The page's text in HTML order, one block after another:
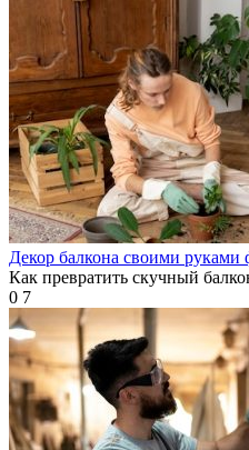
Декор балкона своими
Как превратить скучный
0 7